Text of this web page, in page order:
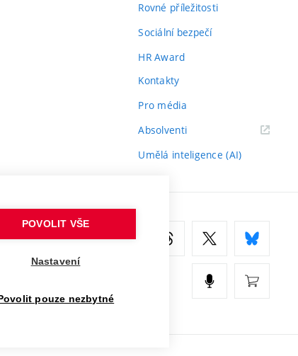
Rovné příležitosti
Sociální bezpečí
HR Award
Kontakty
Pro média
Absolventi(externí
Umělá inteligence (AI)
POVOLIT VŠE
Nastavení
Povolit pouze nezbytné